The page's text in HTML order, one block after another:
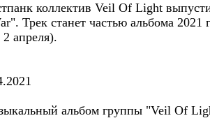
коллектив Veil Of Light
Трек станет частью альбома 2021
апреля).
альбом группы "Veil Of